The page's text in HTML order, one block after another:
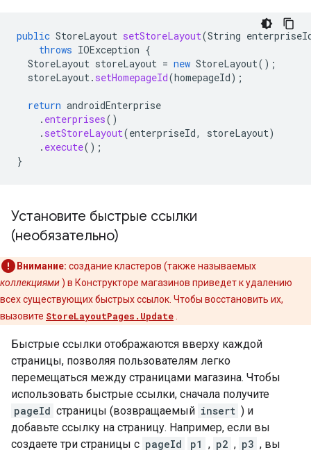
public StoreLayout setStoreLayout(String
throws IOException {
StoreLayout storeLayout = new StoreLayout();
storeLayout . setHomepageId(homepageId);
return androidEnterprise
. enterprises()
. setStoreLayout(enterpriseId, storeLayout)
. execute();
}
Установите быстрые ссылки
(необязательно)
Внимание: создание кластеров (также называемых
коллекциями) в Конструкторе магазинов приведет к удалению
всех существующих быстрых ссылок. Чтобы восстановить их,
вызовите StoreLayoutPages.Update
Быстрые ссылки отображаются вверху каждой
страницы, позволяя пользователям легко
перемещаться между страницами магазина. Чтобы
использовать быстрые ссылки, сначала получите
pageId страницы (возвращаемый insert ) и
добавьте ссылку на страницу. Например, если вы
создаете три страницы с pageId p1 , p2 , p3 , вы